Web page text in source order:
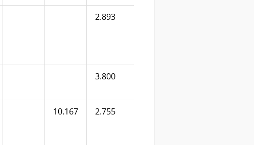
2.893
3.800
10.167 2.755